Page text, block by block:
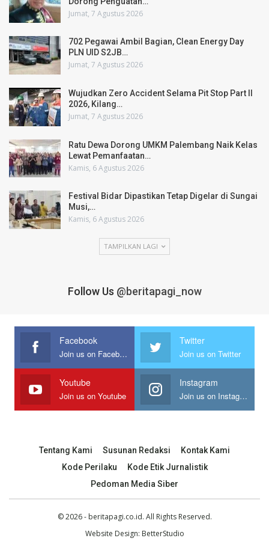
Jumat, 7 Agustus 2026
702 Pegawai Ambil Bagian, Clean Energy Day
PLN UID S2JB…
Jumat, 7 Agustus 2026
Wujudkan Zero Accident Selama Pit Stop Part II
2026, Kilang…
Jumat, 7 Agustus 2026
Ratu Dewa Dorong UMKM Palembang Naik Kelas
Lewat Pemanfaatan…
Kamis, 6 Agustus 2026
Festival Bidar Dipastikan Tetap Digelar di Sungai
Musi,…
Kamis, 6 Agustus 2026
TAMPILKAN LAGI
Follow Us @beritapagi_now
Facebook
Join us on Facebook
Twitter
Join us on Twitter
Youtube
Join us on Youtube
Instagram
Join us on Instagram
Tentang Kami Susunan Redaksi
Kontak Kami
Kode Perilaku
Kode Etik Jurnalistik
Pedoman Media Siber
© 2026 - beritapagi.co.id. All Rights Reserved.
Website Design: BetterStudio